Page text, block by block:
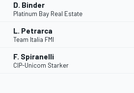
D. Binder
Platinum Bay Real Estate
L. Petrarca
Team Italia FMI
F. Spiranelli
CIP-Unicom Starker